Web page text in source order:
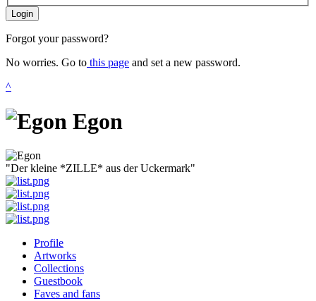
Login
Forgot your password?
No worries. Go to this page and set a new password.
^
Egon
"Der kleine *ZILLE* aus der Uckermark"
Profile
Artworks
Collections
Guestbook
Faves and fans